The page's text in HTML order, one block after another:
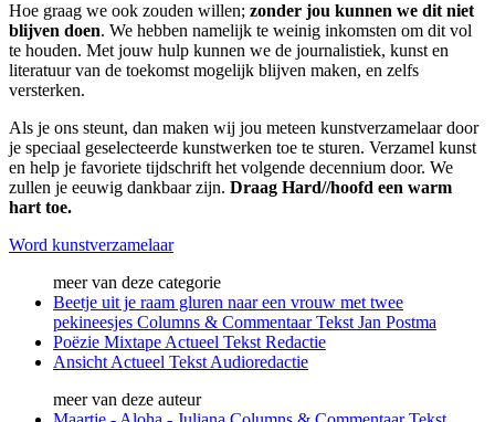
Hoe graag we ook zouden willen; zonder jou kunnen we dit niet
blijven doen. We hebben namelijk te weinig inkomsten om dit vol
te houden. Met jouw hulp kunnen we de journalistiek, kunst en
literatuur van de toekomst mogelijk blijven maken, en zelfs
versterken.
Als je ons steunt, dan maken wij jou meteen kunstverzamelaar door
je speciaal geselecteerde kunstwerken toe te sturen. Verzamel kunst
en help je favoriete tijdschrift het volgende decennium door. We
zullen je eeuwig dankbaar zijn. Draag Hard//hoofd een warm
hart toe.
Word kunstverzamelaar
meer van deze categorie
Beetje uit je raam gluren naar een vrouw met twee
pekineesjes Columns & Commentaar Tekst Jan Postma
Poëzie Mixtape Actueel Tekst Redactie
Ansicht Actueel Tekst Audioredactie
meer van deze auteur